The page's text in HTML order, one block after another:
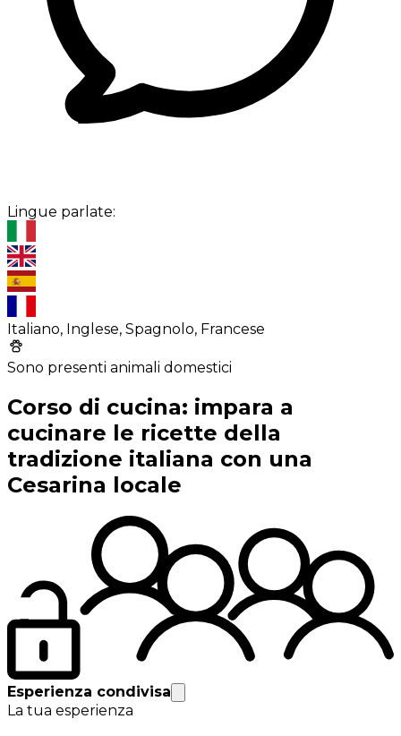
Lingue parlate:
Italiano, Inglese, Spagnolo, Francese
Sono presenti animali domestici
Corso di cucina: impara a
cucinare le ricette della
tradizione italiana con una
Cesarina locale
Esperienza condivisa
La tua esperienza